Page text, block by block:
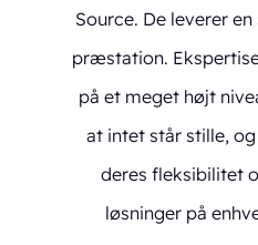
Source. De leverer
præstation.
på et meget højt
at intet står stille,
deres fleksibilitet
løsninger på